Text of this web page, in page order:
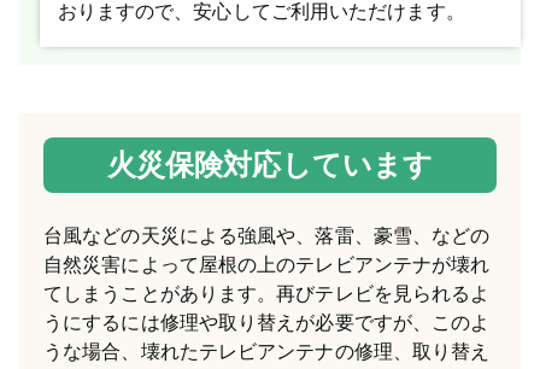
おりますので、安心してご利用いただけます。
火災保険対応しています
台風などの天災による強風や、落雷、豪雪、などの
自然災害によって屋根の上のテレビアンテナが壊れ
てしまうことがあります。再びテレビを見られるよ
うにするには修理や取り替えが必要ですが、このよ
うな場合、壊れたテレビアンテナの修理、取り替え